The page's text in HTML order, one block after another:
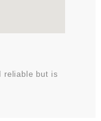
reliable but is